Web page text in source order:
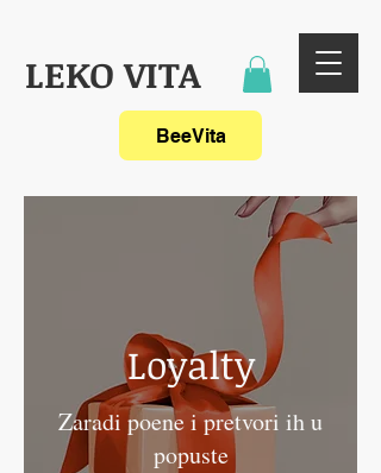
LEKO VITA
BeeVita
Loyalty
Zaradi poene i pretvori ih u
popuste